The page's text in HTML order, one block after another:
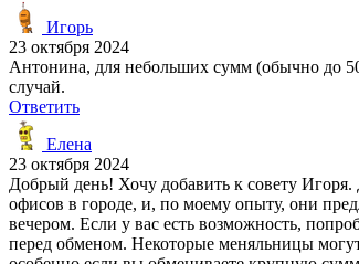
Игорь
23 октября 2024
Антонина, для небольших сумм (обычно до
случай.
Ответить
Елена
23 октября 2024
Добрый день! Хочу добавить к совету
офисов в городе, и, по моему опыту, они
вечером. Если у вас есть возможность,
перед обменом. Некоторые меняльницы